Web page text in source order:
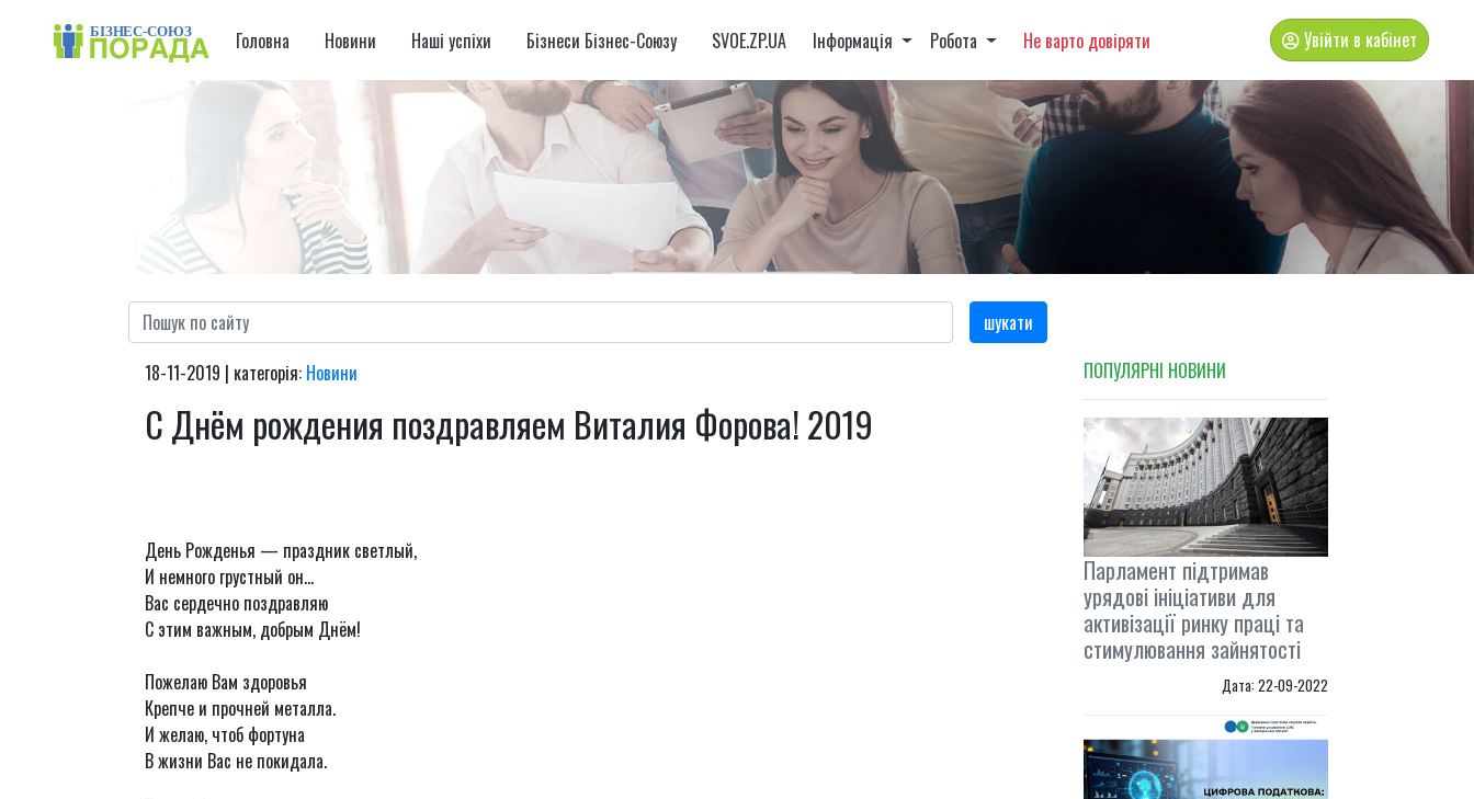
Головна Новини Наші успіхи Бізнеси Бізнес-Союзу SVOE.ZP.UA Інформація Робота Не варто довіряти Увійти в кабінет
шукати
18-11-2019 | категорія: Новини
С Днём рождения поздравляем Виталия Форова! 2019
День Рожденья — праздник светлый,
И немного грустный он...
Вас сердечно поздравляю
С этим важным, добрым Днём!
Пожелаю Вам здоровья
Крепче и прочней металла.
И желаю, чтоб фортуна
В жизни Вас не покидала.
ПОПУЛЯРНI НОВИНИ
Парламент підтримав
урядові ініціативи для
активізації ринку праці та
стимулювання зайнятості
Дата: 22-09-2022